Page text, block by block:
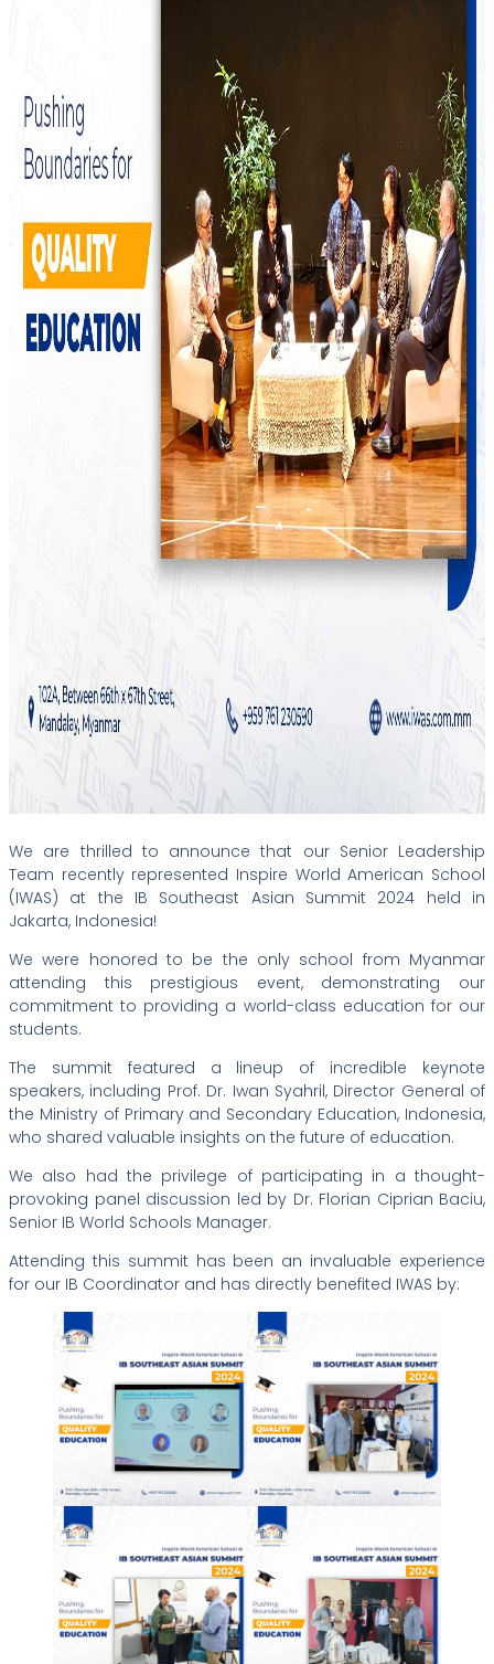
We are thrilled to announce that our Senior Leadership
Team recently represented Inspire World American School
(IWAS) at the IB Southeast Asian Summit 2024 held in
Jakarta, Indonesia!
We were honored to be the only school from Myanmar
attending this prestigious event, demonstrating our
commitment to providing a world-class education for our
students.
The summit featured a lineup of incredible keynote
speakers, including Prof. Dr. Iwan Syahril, Director General of
the Ministry of Primary and Secondary Education, Indonesia,
who shared valuable insights on the future of education.
We also had the privilege of participating in a thought-
provoking panel discussion led by Dr. Florian Ciprian Baciu,
Senior IB World Schools Manager.
Attending this summit has been an invaluable experience
for our IB Coordinator and has directly benefited IWAS by: